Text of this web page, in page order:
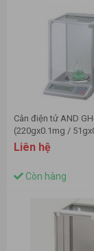
Cân điện tử AND
(220gx0.1mg /
Liên hệ
Còn hàng